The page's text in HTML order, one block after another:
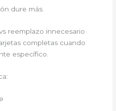
dure más.
reemplazo innecesario
completas cuando
específico.